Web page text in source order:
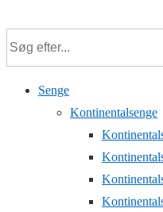
hovedindhold
Senge
Kontinentalsenge